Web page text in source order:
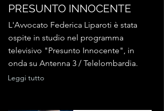
PRESUNTO INNOCENTE
L'Avvocato Federica Liparoti è stata
ospite in studio nel programma
televisivo "Presunto Innocente", in
onda su Antenna 3 / Telelombardia.
Leggi tutto